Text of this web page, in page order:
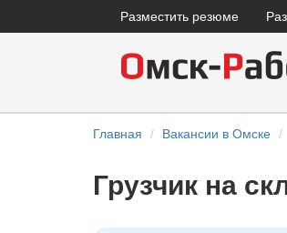
Разместить резюме
Главная Вакансии в Омске
Грузчик на